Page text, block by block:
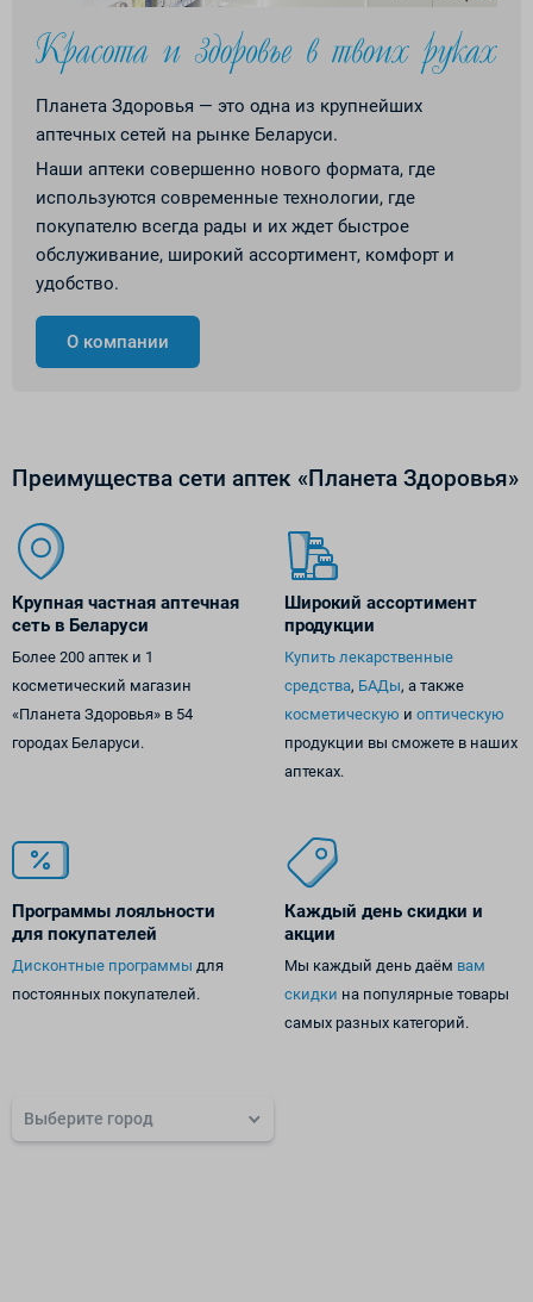
Планета Здоровья — это одна из крупнейших
аптечных сетей на рынке Беларуси.
Наши аптеки совершенно нового формата, где
используются современные технологии, где
покупателю всегда рады и их ждет быстрое
обслуживание, широкий ассортимент, комфорт и
удобство.
О компании
Преимущества сети аптек «Планета Здоровья»
Крупная частная аптечная
сеть в Беларуси
Более 200 аптек и 1
косметический магазин
«Планета Здоровья» в 54
городах Беларуси.
Широкий ассортимент
продукции
Купить лекарственные
средства, БАДы, а также
косметическую и оптическую
продукции вы сможете в наших
аптеках.
Программы лояльности
для покупателей
Дисконтные программы для
постоянных покупателей.
Каждый день скидки и
акции
Мы каждый день даём вам
скидки на популярные товары
самых разных категорий.
Выберите город